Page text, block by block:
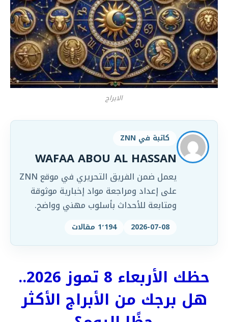
الابراج
كاتبة في ZNN
WAFAA ABOU AL HASSAN
يعمل ضمن الفريق التحريري في موقع ZNN
على إعداد ومراجعة مواد إخبارية موثوقة
ومتابعة للأحداث بأسلوب مهني وواضح.
2026-07-08 1٬194 مقالات
حظك الأربعاء 8 تموز 2026..
هل برجك من الأبراج الأكثر